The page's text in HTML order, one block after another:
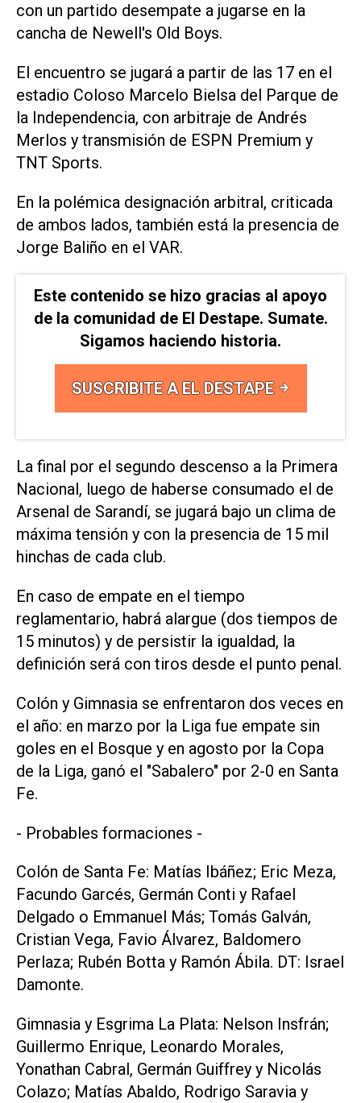
con un partido desempate a jugarse en la
cancha de Newell's Old Boys.
El encuentro se jugará a partir de las 17 en el
estadio Coloso Marcelo Bielsa del Parque de
la Independencia, con arbitraje de Andrés
Merlos y transmisión de ESPN Premium y
TNT Sports.
En la polémica designación arbitral, criticada
de ambos lados, también está la presencia de
Jorge Baliño en el VAR.
Este contenido se hizo gracias al apoyo
de la comunidad de El Destape. Sumate.
Sigamos haciendo historia.
SUSCRIBITE A EL DESTAPE
La final por el segundo descenso a la Primera
Nacional, luego de haberse consumado el de
Arsenal de Sarandí, se jugará bajo un clima de
máxima tensión y con la presencia de 15 mil
hinchas de cada club.
En caso de empate en el tiempo
reglamentario, habrá alargue (dos tiempos de
15 minutos) y de persistir la igualdad, la
definición será con tiros desde el punto penal.
Colón y Gimnasia se enfrentaron dos veces en
el año: en marzo por la Liga fue empate sin
goles en el Bosque y en agosto por la Copa
de la Liga, ganó el "Sabalero" por 2-0 en Santa
Fe.
- Probables formaciones -
Colón de Santa Fe: Matías Ibáñez; Eric Meza,
Facundo Garcés, Germán Conti y Rafael
Delgado o Emmanuel Más; Tomás Galván,
Cristian Vega, Favio Álvarez, Baldomero
Perlaza; Rubén Botta y Ramón Ábila. DT: Israel
Damonte.
Gimnasia y Esgrima La Plata: Nelson Insfrán;
Guillermo Enrique, Leonardo Morales,
Yonathan Cabral, Germán Guiffrey y Nicolás
Colazo; Matías Abaldo, Rodrigo Saravia y